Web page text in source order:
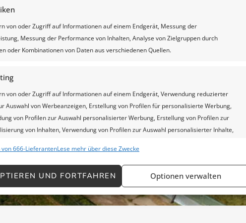
von oder Zugriff auf Informationen auf einem Endgerät, Messung der
Messung der Performance von Inhalten, Analyse von Zielgruppen durch
oder Kombinationen von Daten aus verschiedenen Quellen.
von oder Zugriff auf Informationen auf einem Endgerät, Verwendung reduzierter
Auswahl von Werbeanzeigen, Erstellung von Profilen für personalisierte Werbung,
von Profilen zur Auswahl personalisierter Werbung, Erstellung von Profilen zur
von Inhalten, Verwendung von Profilen zur Auswahl personalisierter Inhalte,
Immer aktiv
und Kombination von Daten aus unterschiedlichen Quellen,
666-LieferantenLese mehr über diese Zwecke
UND FORTFAHREN Optionen verwalten
ein Angebot an
ANFORDERN